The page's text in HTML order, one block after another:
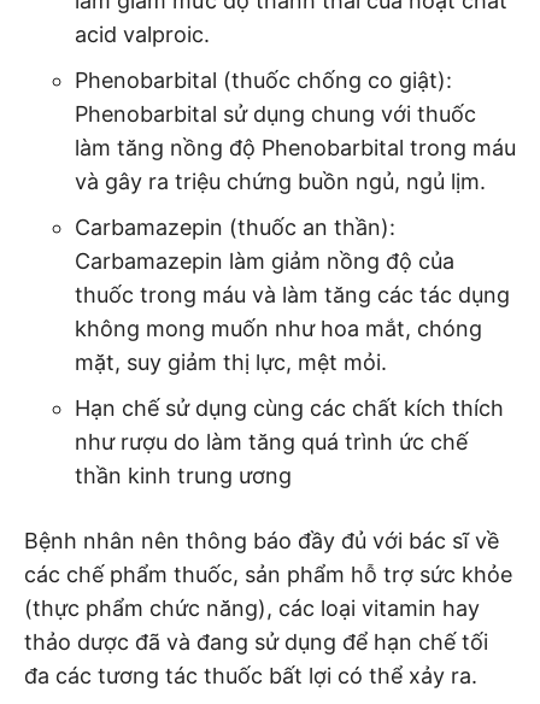
acid valproic.
Phenobarbital (thuốc chống co giật):
Phenobarbital sử dụng chung với thuốc
làm tăng nồng độ Phenobarbital trong máu
và gây ra triệu chứng buồn ngủ, ngủ lịm.
Carbamazepin (thuốc an thần):
Carbamazepin làm giảm nồng độ của
thuốc trong máu và làm tăng các tác dụng
không mong muốn như hoa mắt, chóng
mặt, suy giảm thị lực, mệt mỏi.
Hạn chế sử dụng cùng các chất kích thích
như rượu do làm tăng quá trình ức chế
thần kinh trung ương
Bệnh nhân nên thông báo đầy đủ với bác sĩ về
các chế phẩm thuốc, sản phẩm hỗ trợ sức khỏe
(thực phẩm chức năng), các loại vitamin hay
thảo dược đã và đang sử dụng để hạn chế tối
đa các tương tác thuốc bất lợi có thể xảy ra.